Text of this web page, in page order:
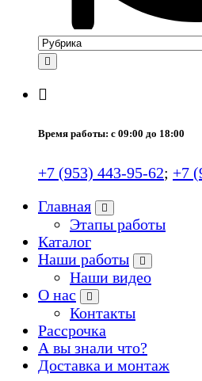
Время работы: с 09:00 до 18:00
+7 (953) 443-95-62; +7
Главная
Этапы работы
Каталог
Наши работы
Наши видео
О нас
Контакты
Рассрочка
А вы знали что?
Доставка и монтаж